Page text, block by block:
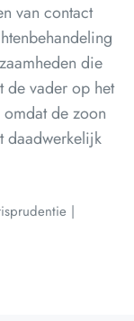
van contact
die
de vader op het
de zoon
daadwerkelijk
|